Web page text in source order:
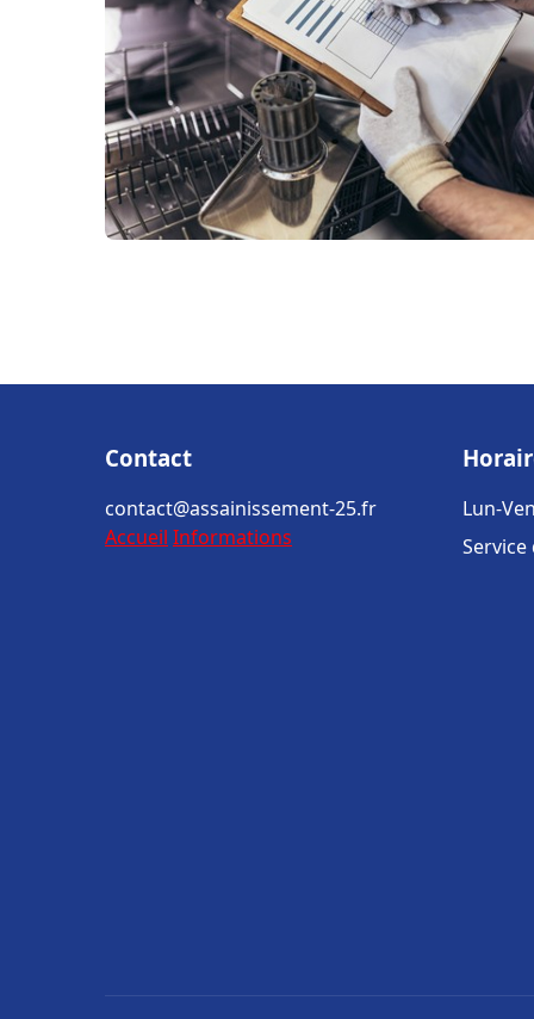
Contact
contact@assainissement-25.fr
Accueil Informations
Lun-